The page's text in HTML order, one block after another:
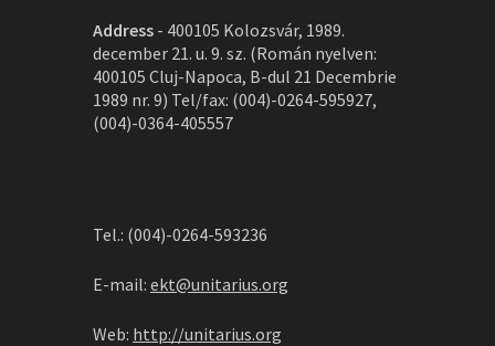
Address - 400105 Kolozsvár, 1989.
december 21. u. 9. sz. (Román nyelven:
400105 Cluj-Napoca, B-dul 21 Decembrie
1989 nr. 9) Tel/fax: (004)-0264-595927,
(004)-0364-405557
Tel.: (004)-0264-593236
E-mail: ekt@unitarius.org
Web: http://unitarius.org